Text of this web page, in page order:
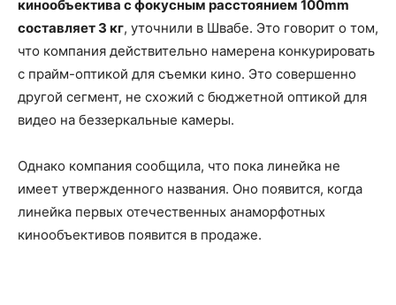
кинообъектива с фокусным расстоянием 100mm
составляет 3 кг, уточнили в Швабе. Это говорит о том,
что компания действительно намерена конкурировать
с прайм-оптикой для съемки кино. Это совершенно
другой сегмент, не схожий с бюджетной оптикой для
видео на беззеркальные камеры.
Однако компания сообщила, что пока линейка не
имеет утвержденного названия. Оно появится, когда
линейка первых отечественных анаморфотных
кинообъективов появится в продаже.